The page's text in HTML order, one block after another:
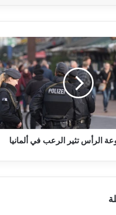
الرأس تثير الرعب في ألمانيا